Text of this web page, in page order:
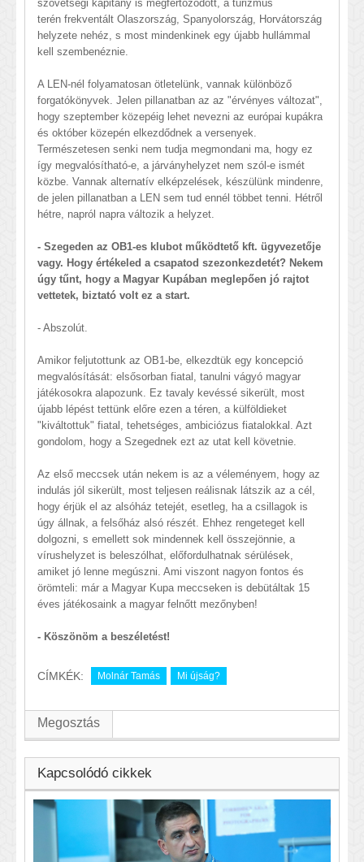
szövetségi kapitány is megfertőződött, a turizmus
terén frekventált Olaszország, Spanyolország, Horvátország
helyzete nehéz, s most mindenkinek egy újabb hullámmal
kell szembenéznie.
A LEN-nél folyamatosan ötletelünk, vannak különböző
forgatókönyvek. Jelen pillanatban az az "érvényes változat",
hogy szeptember közepéig lehet nevezni az európai kupákra
és október közepén elkezdődnek a versenyek.
Természetesen senki nem tudja megmondani ma, hogy ez
így megvalósítható-e, a járványhelyzet nem szól-e ismét
közbe. Vannak alternatív elképzelések, készülünk mindenre,
de jelen pillanatban a LEN sem tud ennél többet tenni. Hétről
hétre, napról napra változik a helyzet.
- Szegeden az OB1-es klubot működtető kft. ügyvezetője
vagy. Hogy értékeled a csapatod szezonkezdetét? Nekem
úgy tűnt, hogy a Magyar Kupában meglepően jó rajtot
vettetek, biztató volt ez a start.
- Abszolút.
Amikor feljutottunk az OB1-be, elkezdtük egy koncepció
megvalósítását: elsősorban fiatal, tanulni vágyó magyar
játékosokra alapozunk. Ez tavaly kevéssé sikerült, most
újabb lépést tettünk előre ezen a téren, a külföldieket
"kiváltottuk" fiatal, tehetséges, ambiciózus fiatalokkal. Azt
gondolom, hogy a Szegednek ezt az utat kell követnie.
Az első meccsek után nekem is az a véleményem, hogy az
indulás jól sikerült, most teljesen reálisnak látszik az a cél,
hogy érjük el az alsóház tetejét, esetleg, ha a csillagok is
úgy állnak, a felsőház alsó részét. Ehhez rengeteget kell
dolgozni, s emellett sok mindennek kell összejönnie, a
vírushelyzet is beleszólhat, előfordulhatnak sérülések,
amiket jó lenne megúszni. Ami viszont nagyon fontos és
örömteli: már a Magyar Kupa meccseken is debütáltak 15
éves játékosaink a magyar felnőtt mezőnyben!
- Köszönöm a beszéletést!
CÍMKÉK: Molnár Tamás Mi újság?
Megosztás
Kapcsolódó cikkek